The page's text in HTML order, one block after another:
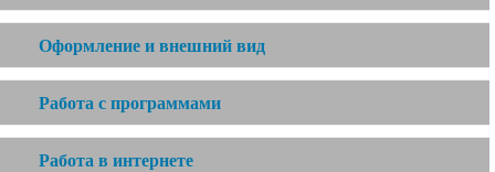
Оформление и внешний вид
Работа с программами
Работа в интернете